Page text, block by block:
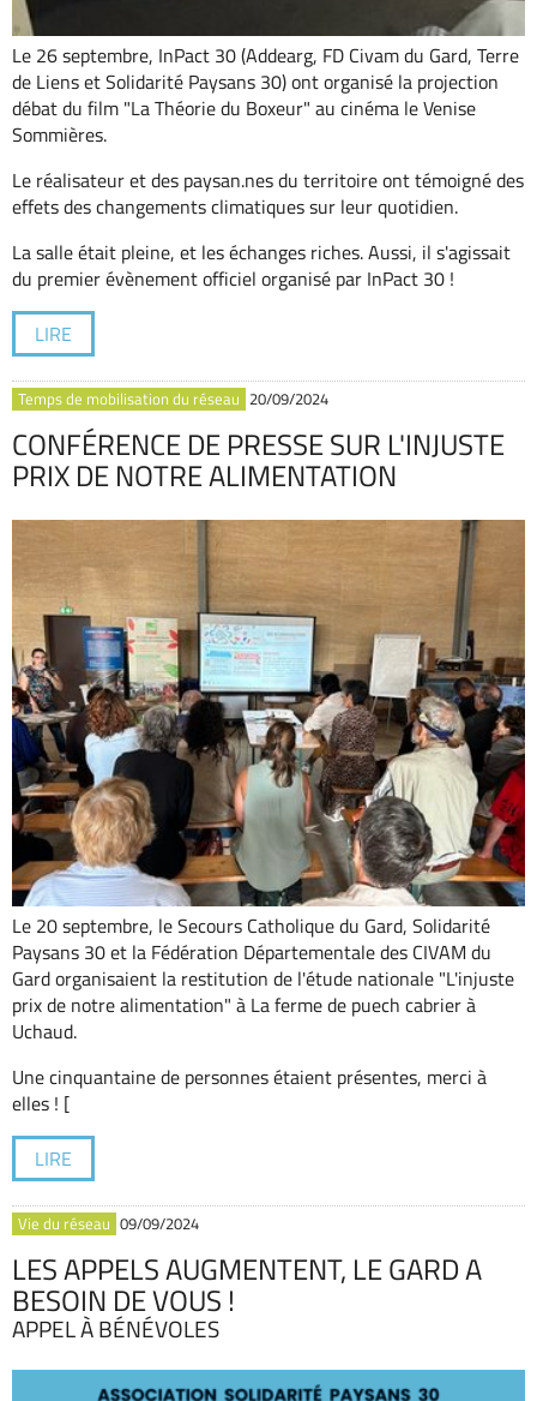
Le 26 septembre, InPact 30 (Addearg, FD Civam du Gard, Terre
de Liens et Solidarité Paysans 30) ont organisé la projection
débat du film "La Théorie du Boxeur" au cinéma le Venise
Sommières.
Le réalisateur et des paysan.nes du territoire ont témoigné des
effets des changements climatiques sur leur quotidien.
La salle était pleine, et les échanges riches. Aussi, il s'agissait
du premier évènement officiel organisé par InPact 30 !
LIRE
Temps de mobilisation du réseau 20/09/2024
CONFÉRENCE DE PRESSE SUR L'INJUSTE
PRIX DE NOTRE ALIMENTATION
Le 20 septembre, le Secours Catholique du Gard, Solidarité
Paysans 30 et la Fédération Départementale des CIVAM du
Gard organisaient la restitution de l'étude nationale "L'injuste
prix de notre alimentation" à La ferme de puech cabrier à
Uchaud.
Une cinquantaine de personnes étaient présentes, merci à
elles ! [
LIRE
Vie du réseau 09/09/2024
LES APPELS AUGMENTENT, LE GARD A
BESOIN DE VOUS !
APPEL À BÉNÉVOLES